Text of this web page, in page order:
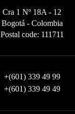
Cra 1 Nº 18A - 12
Bogotá - Colombia
Postal code: 111711
+(601) 339 49 99
+(601) 339 49 49